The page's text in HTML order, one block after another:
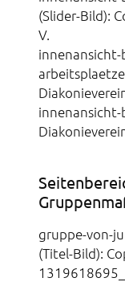
(Slider-Bild):
V.
innenansicht-
gruppe-von-
(Titel-Bild):